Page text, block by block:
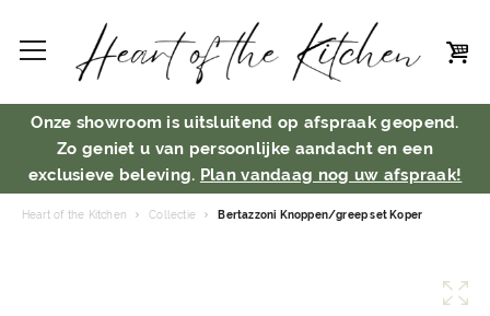
Onze showroom is uitsluitend op afspraak geopend.
Zo geniet u van persoonlijke aandacht en een
exclusieve beleving. Plan vandaag nog uw afspraak!
Heart of the Kitchen Collectie Bertazzoni Knoppen/greep set Koper